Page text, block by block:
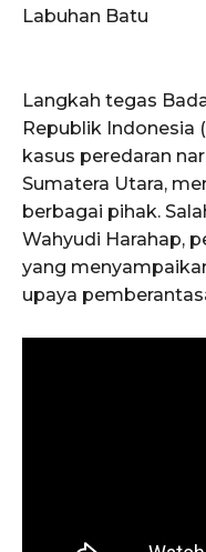
Labuhan Batu
Langkah tegas
Republik Indonesia
kasus peredaran
Sumatera Utara,
berbagai pihak.
Wahyudi Harahap,
yang
upaya